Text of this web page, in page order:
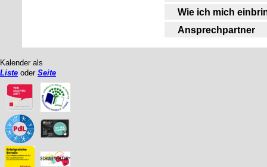
Wie ich mich
Ansprechpartner
Kalender als
Liste oder Seite